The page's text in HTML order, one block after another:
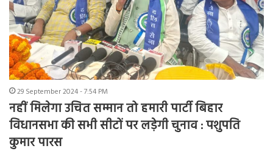
29 September 2024 - 7:54 PM
नहीं मिलेगा उचित सम्मान तो हमारी पार्टी बिहार
विधानसभा की सभी सीटों पर लड़ेगी चुनाव : पशुपति
कुमार पारस